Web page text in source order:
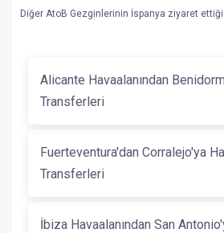
Diğer AtoB Gezginlerinin İspanya ziyaret
Alicante Havaalanından
Transferleri
Fuerteventura'dan Corralejo'ya
Transferleri
İbiza Havaalanından San